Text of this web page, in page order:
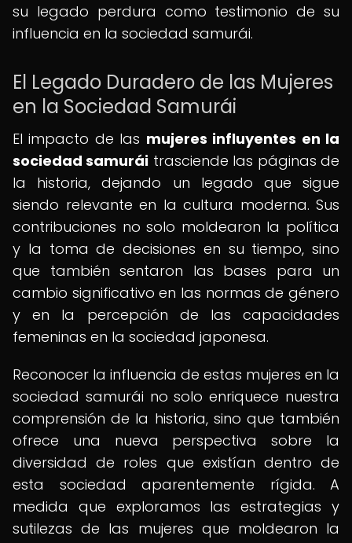
su legado perdura como testimonio de su
influencia en la sociedad samurái.
El Legado Duradero de las Mujeres
en la Sociedad Samurái
El impacto de las mujeres influyentes en la
sociedad samurái trasciende las páginas de
la historia, dejando un legado que sigue
siendo relevante en la cultura moderna. Sus
contribuciones no solo moldearon la política
y la toma de decisiones en su tiempo, sino
que también sentaron las bases para un
cambio significativo en las normas de género
y en la percepción de las capacidades
femeninas en la sociedad japonesa.
Reconocer la influencia de estas mujeres en la
sociedad samurái no solo enriquece nuestra
comprensión de la historia, sino que también
ofrece una nueva perspectiva sobre la
diversidad de roles que existían dentro de
esta sociedad aparentemente rígida. A
medida que exploramos las estrategias y
sutilezas de las mujeres que moldearon la